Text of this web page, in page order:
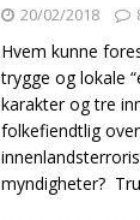
20/02/2018
Hvem kunne
trygge og lokale
karakter og tre
folkefiendtlig
myndigheter?